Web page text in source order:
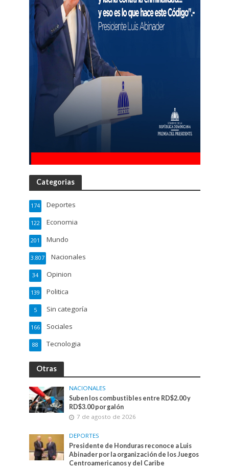
Categorias
Deportes
174
Economia
122
Mundo
201
Nacionales
3.807
Opinion
34
Politica
139
Sin categoría
5
Sociales
166
Tecnologia
88
Otras
NACIONALES
Suben los combustibles entre RD$2.00 y
RD$3.00 por galón
7 de agosto de 2026
DEPORTES
Presidente de Honduras reconoce a Luis
Abinader por la organización de los Juegos
Centroamericanos y del Caribe